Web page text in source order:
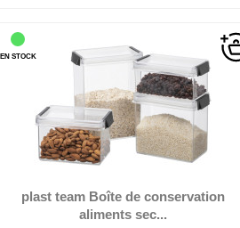
plast team Boîte de conservation
aliments sec...
EN STOCK
rectangulaire, transparent/noir, en SAN/silicone, à
usage, alimentaire, couvercle her...